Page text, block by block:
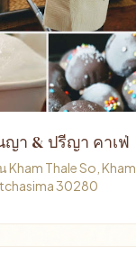
า & ปรีญา คาเฟ่
Kham Thale So, Kham
30280